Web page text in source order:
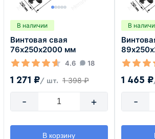
В наличии
Винтовая свая
76х250х2000 мм
4.6 18
1 271 ₽/ шт. 1 398 ₽
- +
В корзину
В
1 465 ₽
-